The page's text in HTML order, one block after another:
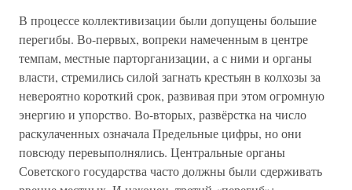
В процессе коллективизации были допущены большие
перегибы. Во-первых, вопреки намеченным в центре
темпам, местные парторганизации, а с ними и органы
власти, стремились силой загнать крестьян в колхозы за
невероятно короткий срок, развивая при этом огромную
энергию и упорство. Во-вторых, развёрстка на число
раскулаченных означала Предельные цифры, но они
повсюду перевыполнялись. Центральные органы
Советского государства часто должны были сдерживать